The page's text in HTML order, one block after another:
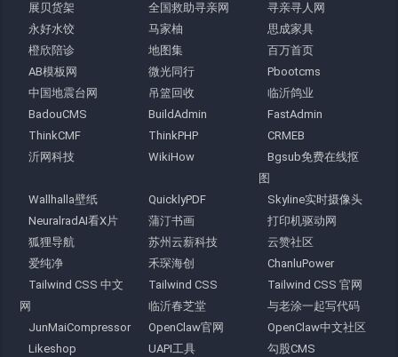
展贝货架
全国救助寻亲网
寻亲寻人网
永好水饺
马家柚
思成家具
橙欣陪诊
地图集
百万首页
AB模板网
微光同行
Pbootcms
中国地震台网
吊篮回收
临沂鸽业
BadouCMS
BuildAdmin
FastAdmin
ThinkCMF
ThinkPHP
CRMEB
沂网科技
WikiHow
Bgsub免费在线抠
图
Wallhalla壁纸
QuicklyPDF
Skyline实时摄像头
NeuralradAI看X片
蒲汀书画
打印机驱动网
狐狸导航
苏州云薪科技
云赞社区
爱纯净
禾琛海创
ChanluPower
Tailwind CSS 中文
网
Tailwind CSS
Tailwind CSS 官网
临沂春芝堂
与老涂一起写代码
JunMaiCompressor
OpenClaw官网
OpenClaw中文社区
Likeshop
UAPI工具
勾股CMS